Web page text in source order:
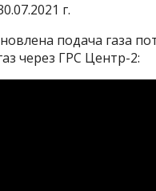
г.
подача газа
через ГРС Центр-2: